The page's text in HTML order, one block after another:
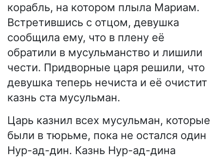
корабль, на котором плыла Мариам.
Встретившись с отцом, девушка
сообщила ему, что в плену её
обратили в мусульманство и лишили
чести. Придворные царя решили, что
девушка теперь нечиста и её очистит
казнь ста мусульман.
Царь казнил всех мусульман, которые
были в тюрьме, пока не остался один
Нур-ад-дин. Казнь Нур-ад-дина